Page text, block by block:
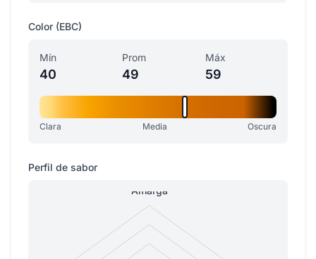
Color (EBC)
Mín
40
Prom
49
Máx
59
Clara Media Oscura
Perfil de sabor
Amarga